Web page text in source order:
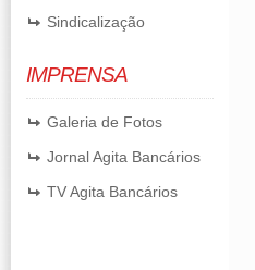
Sindicalização
IMPRENSA
Galeria de Fotos
Jornal Agita Bancários
TV Agita Bancários